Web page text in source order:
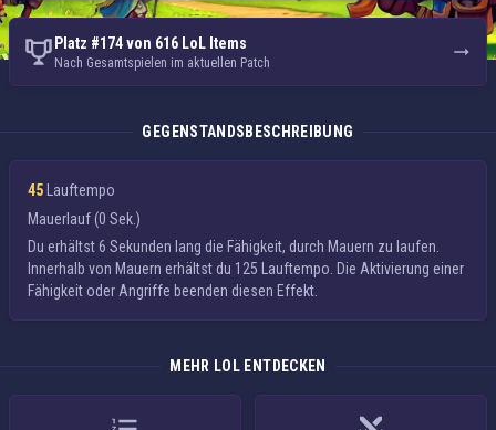
Platz #174 von 616 LoL Items
Nach Gesamtspielen im aktuellen Patch
GEGENSTANDSBESCHREIBUNG
45 Lauftempo
Mauerlauf(0 Sek.)
Du erhältst 6 Sekunden lang die Fähigkeit, durch Mauern zu laufen.
Innerhalb von Mauern erhältst du 125 Lauftempo . Die Aktivierung einer
Fähigkeit oder Angriffe beenden diesen Effekt.
MEHR LOL ENTDECKEN